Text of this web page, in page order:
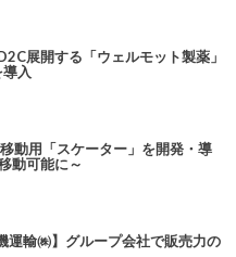
展開する「ウェルモット製薬」
入
動用「スケーター」を開発・導
動可能に～
運輸㈱】グループ会社で販売力の